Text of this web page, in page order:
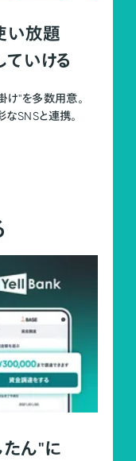
い放題
ていける
け"を多数用意。
SNSと連携。
たん"に